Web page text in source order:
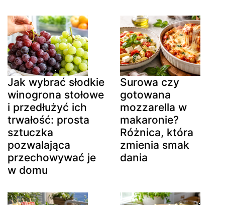
Jak wybrać słodkie
winogrona stołowe
i przedłużyć ich
trwałość: prosta
sztuczka
pozwalająca
przechowywać je
w domu
Surowa czy
gotowana
mozzarella w
makaronie?
Różnica, która
zmienia smak
dania